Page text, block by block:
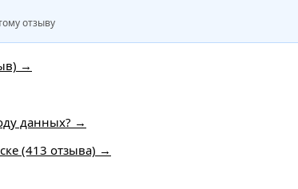
отзыву
→
данных? →
(413 отзыва) →